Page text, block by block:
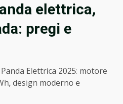
elettrica,
pregi e
Elettrica 2025: motore
design moderno e